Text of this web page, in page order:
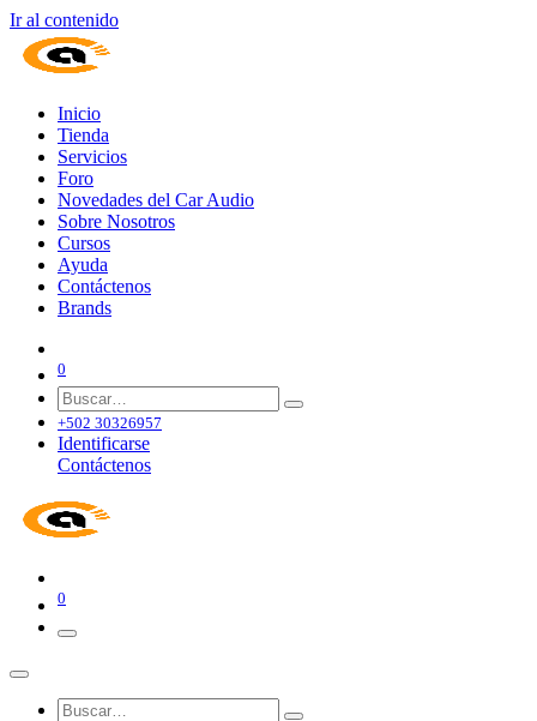
Ir al contenido
Inicio
Tienda
Servicios
Foro
Novedades del Car Audio
Sobre Nosotros
Cursos
Ayuda
Contáctenos
Brands
0
+502 30326957
Identificarse
Contáctenos
0